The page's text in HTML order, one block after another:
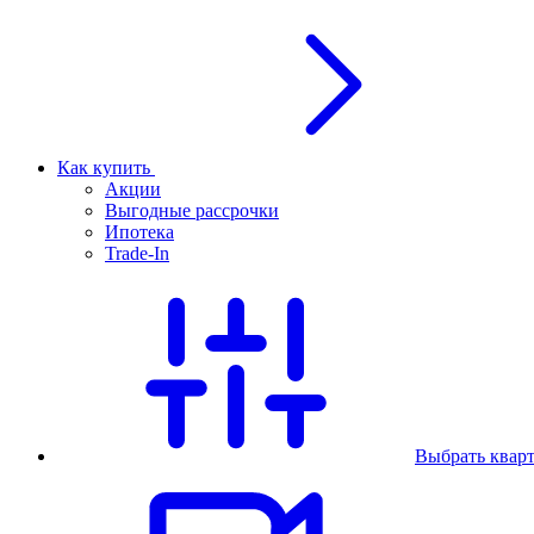
Как купить
Акции
Выгодные рассрочки
Ипотека
Trade-In
Выбрать